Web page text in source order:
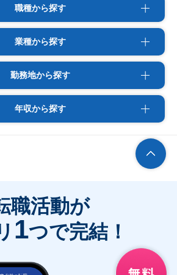
職種から探す
業種から探す
勤務地から探す
年収から探す
職活動が
1つで完結！